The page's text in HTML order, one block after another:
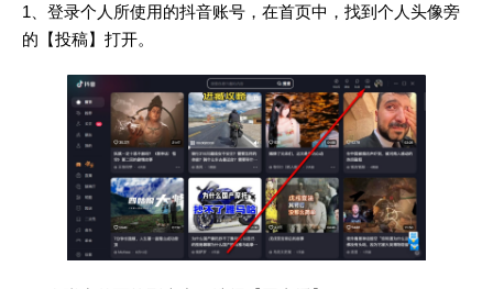
1、登录个人所使用的抖音账号，在首页中，找到个人头像旁
的【投稿】打开。